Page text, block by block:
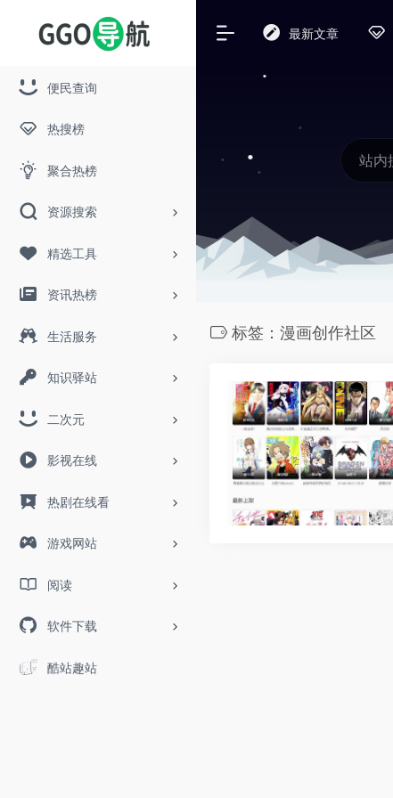
便民查询
热搜榜
聚合热榜
资源搜索
精选工具
资讯热榜
生活服务
知识驿站
二次元
影视在线
热剧在线看
游戏网站
阅读
软件下载
酷站趣站
最新文章
标签：漫画创作社区